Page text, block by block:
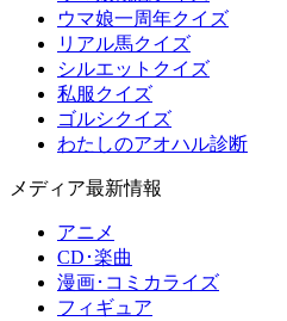
ウマ娘一周年クイズ
リアル馬クイズ
シルエットクイズ
私服クイズ
ゴルシクイズ
わたしのアオハル診断
メディア最新情報
アニメ
CD･楽曲
漫画･コミカライズ
フィギュア